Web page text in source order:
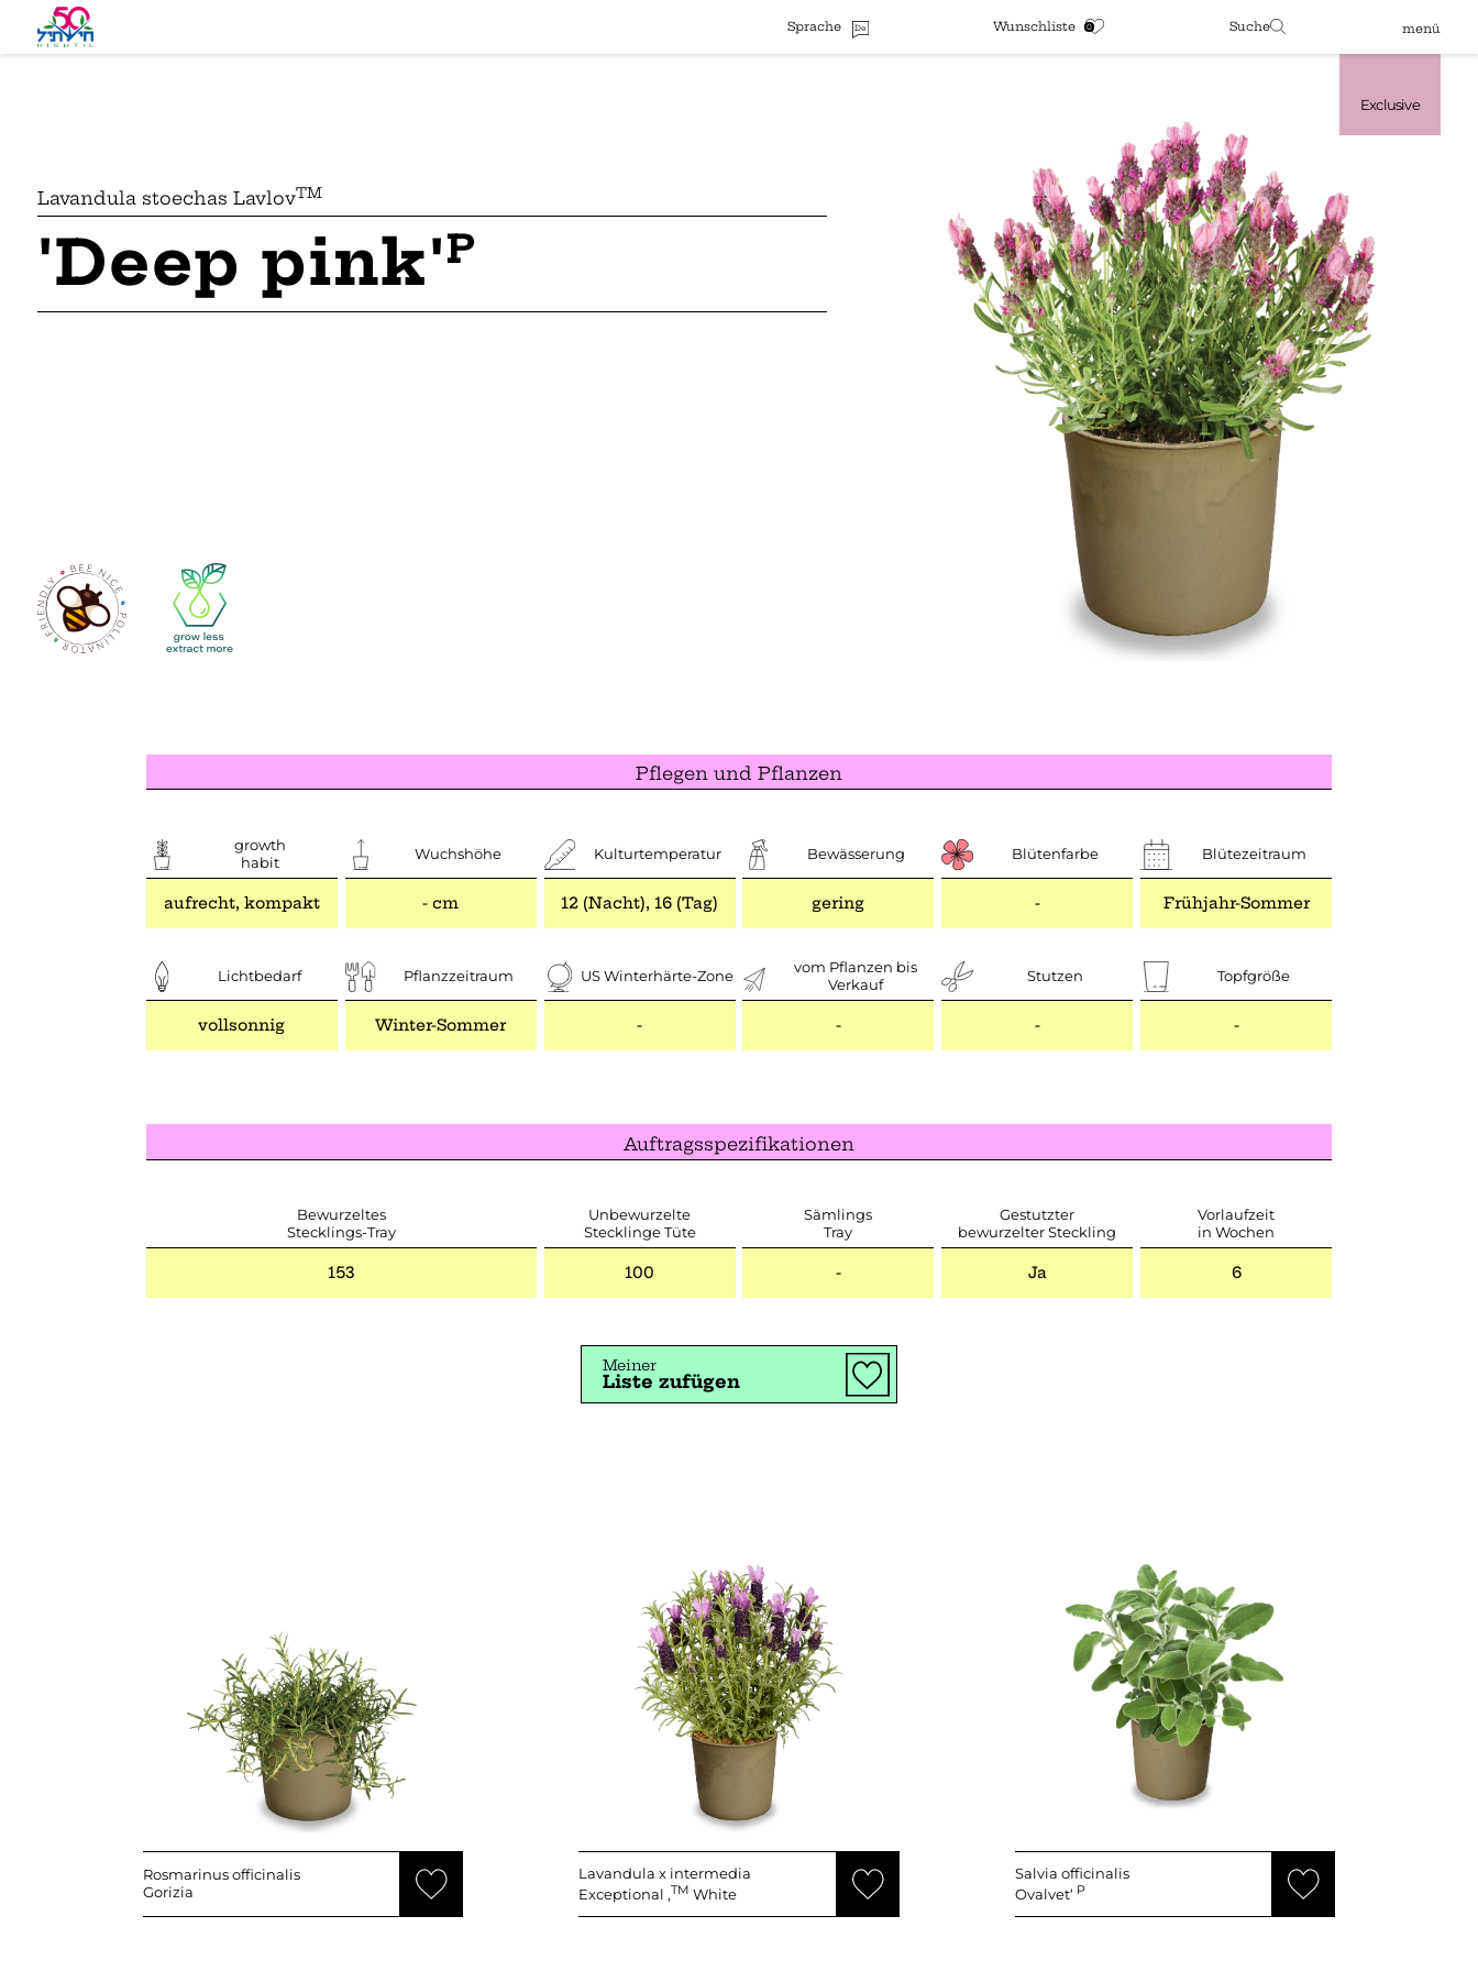
Sprache De Wunschliste Suche menü
Exclusive
Lavandula stoechas LavlovTM
'Deep pink'P
Pflegen und Pflanzen
growth
habit
aufrecht, kompakt
Wuchshöhe
- cm
Kulturtemperatur
12 (Nacht), 16 (Tag)
Bewässerung
gering
Blütenfarbe
-
Blütezeitraum
Frühjahr-Sommer
Lichtbedarf
vollsonnig
Pflanzzeitraum
Winter-Sommer
US Winterhärte-Zone
-
vom Pflanzen bis
Verkauf
-
Stutzen
-
Topfgröße
-
Auftragsspezifikationen
Bewurzeltes
Stecklings-Tray
153
Unbewurzelte
Stecklinge Tüte
100
Sämlings
Tray
-
Gestutzter
bewurzelter Steckling
Ja
Vorlaufzeit
in Wochen
6
Meiner
Liste zufügen
Rosmarinus officinalis
Gorizia
Lavandula x intermedia
Exceptional ‚TM White
Salvia officinalis
Ovalvet‘ P